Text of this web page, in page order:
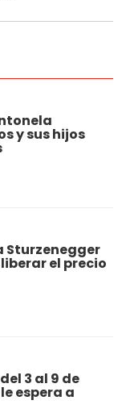
y sus hijos
Sturzenegger
el precio
3 al 9 de
espera a